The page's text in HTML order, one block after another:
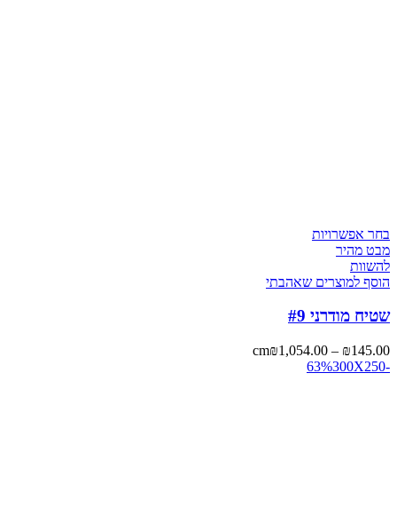
בחר אפשרויות
מבט מהיר
להשוות
הוסף למוצרים שאהבתי
שטיח מודרני #9
₪145.00
–
₪1,054.00
cm
-63%
300X250